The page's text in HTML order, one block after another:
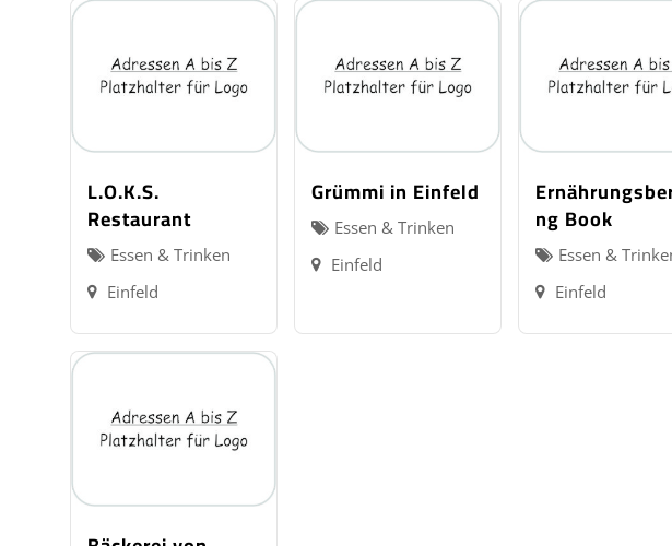
L.O.K.S.
Restaurant
Essen & Trinken
Einfeld
Grümmi in Einfeld
Essen & Trinken
Einfeld
ng Book
Essen &
Einfeld